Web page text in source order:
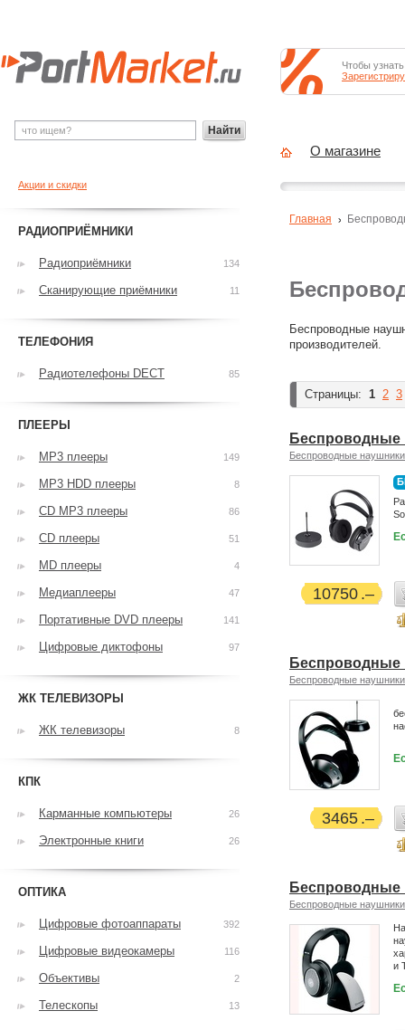
Беспроводные
производителей.
Страницы: 1 2 3
Беспроводные
Беспроводные наушники
10750
Беспроводные
Беспроводные наушники
3465
Беспроводные
Беспроводные наушники
и
Главная
Акции и скидки
РАДИОПРИЁМНИКИ
Радиоприёмники 134
Сканирующие приёмники 11
ТЕЛЕФОНИЯ
Радиотелефоны DECT 85
ПЛЕЕРЫ
MP3 плееры 149
MP3 HDD плееры 8
CD MP3 плееры 86
CD плееры 51
MD плееры 4
Медиаплееры 47
Портативные DVD плееры 141
Цифровые диктофоны 97
ЖК ТЕЛЕВИЗОРЫ
ЖК телевизоры 8
КПК
Карманные компьютеры 26
Электронные книги 26
ОПТИКА
Цифровые фотоаппараты 392
Цифровые видеокамеры 116
Объективы 2
Телескопы 13
Найти
Чтобы
О магазине